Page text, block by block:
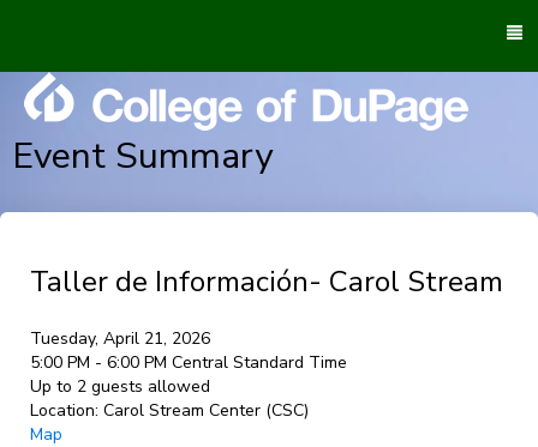
Event Summary
Taller de Información- Carol Stream
Tuesday, April 21, 2026
5:00 PM - 6:00 PM Central Standard Time
Up to 2 guests allowed
Location: Carol Stream Center (CSC)
Map